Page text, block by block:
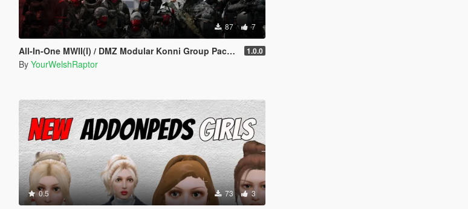
87 7
All-In-One MWII(I) / DMZ Modular Konni Group Pack [Add-On Ped & MP Male] 1.0.0
By YourWelshRaptor
0.5 73 3